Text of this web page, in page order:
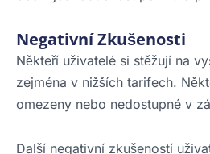
Negativní Zkušenosti
Někteří uživatelé si stěžují na
zejména v nižších tarifech.
omezeny nebo nedostupné v
Další negativní zkušeností